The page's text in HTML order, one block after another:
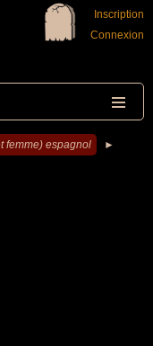
Inscription
Connexion
femme) espagnol ►